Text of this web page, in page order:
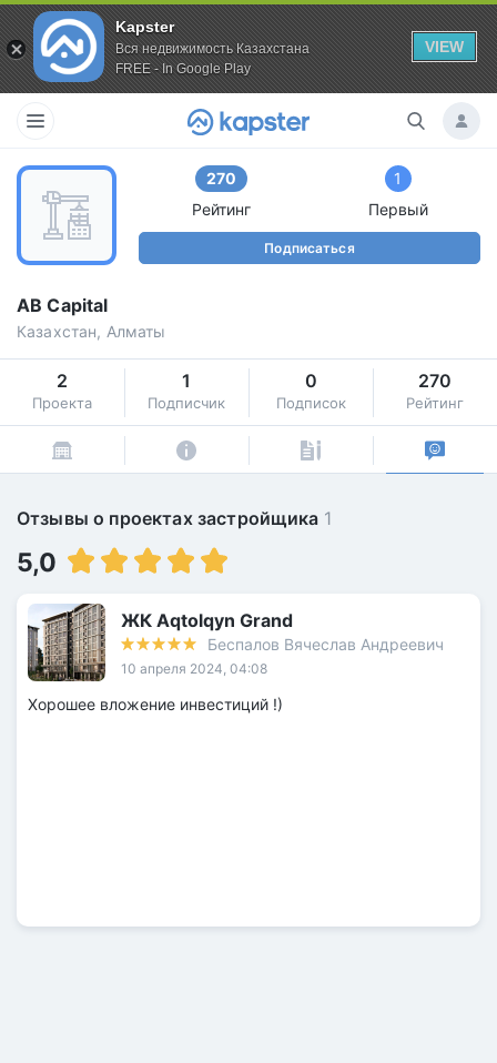
Kapster
Вся недвижимость Казахстана
FREE - In Google Play
VIEW
270
Рейтинг
1
Первый
Подписаться
AB Capital
Казахстан, Алматы
2
Проекта
1
Подписчик
0
Подписок
270
Рейтинг
Отзывы о проектах застройщика 1
5,0
ЖК Aqtolqyn Grand
Беспалов Вячеслав Андреевич
10 апреля 2024, 04:08
Хорошее вложение инвестиций !)